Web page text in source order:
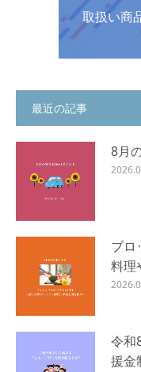
取扱い商
最近の記事
8月
ブロ
料理
令和
援金